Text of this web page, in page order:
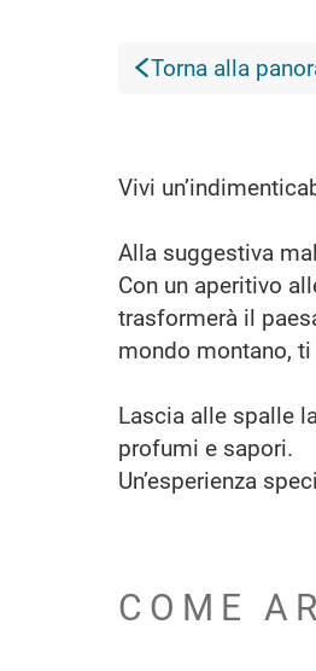
Torna alla
Vivi
Alla suggestiva
Con un aperitivo
trasformerà il
mondo montano,
Lascia alle spalle
profumi e sapori.
Un’esperienza
COME